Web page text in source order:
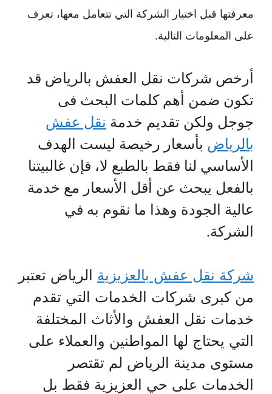
معرفتها قبل اختيار الشركة التي تتعامل معها، تعرف
على المعلومات التالية.
أرخص شركات نقل العفش بالرياض قد
تكون ضمن أهم كلمات البحث فى
جوجل ولكن تقديم خدمة نقل عفش
بالرياض بأسعار رخيصة ليست الهدف
الأساسي لنا فقط بالطبع لا، فإن غالبيتنا
بالفعل يبحث عن أقل الأسعار مع خدمة
عالية الجودة وهذا ما نقوم به في
الشركة.
شركة نقل عفش بالعزيزية الرياض تعتبر
من كبرى شركات الخدمات التي تقدم
خدمات نقل العفش والأثاث المختلفة
التي يحتاج لها المواطنين والعملاء على
مستوى مدينة الرياض لم تقتصر
الخدمات على حي العزيزية فقط بل